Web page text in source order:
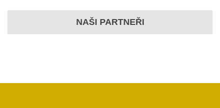
NAŠI PARTNEŘI